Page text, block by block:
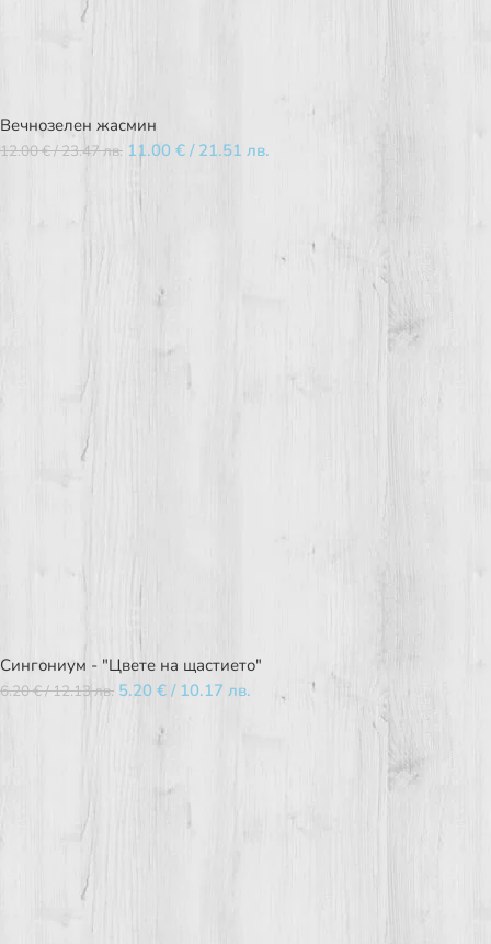
Вечнозелен жасмин
12.00€/ 23.47 лв. 11.00 € / 21.51 лв.
Сингониум - "Цвете на щастието"
6.20€/ 12.13 лв. 5.20 € / 10.17 лв.